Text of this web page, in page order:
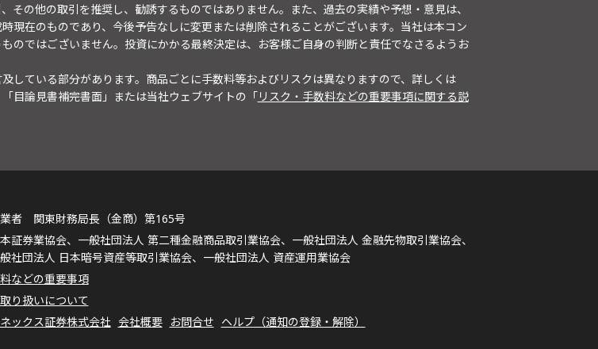
の他の取引を推奨し、勧誘するものではありません。また、過去の実績や予想・意見は、
現在のものであり、今後予告なしに変更または削除されることがございます。当社は本コン
のではございません。投資にかかる最終決定は、お客様ご自身の判断と責任でなさるようお
している部分があります。商品ごとに手数料等およびリスクは異なりますので、詳しくは
目論見書補完書面」または当社ウェブサイトの「リスク・手数料などの重要事項に関する説
者 関東財務局長（金商）第165号
証券業協会、一般社団法人 第二種金融商品取引業協会、一般社団法人 金融先物取引業協会、
社団法人 日本暗号資産等取引業協会、一般社団法人 資産運用業協会
などの重要事項
り扱いについて
ックス証券株式会社 会社概要 お問合せ ヘルプ（通知の登録・解除）